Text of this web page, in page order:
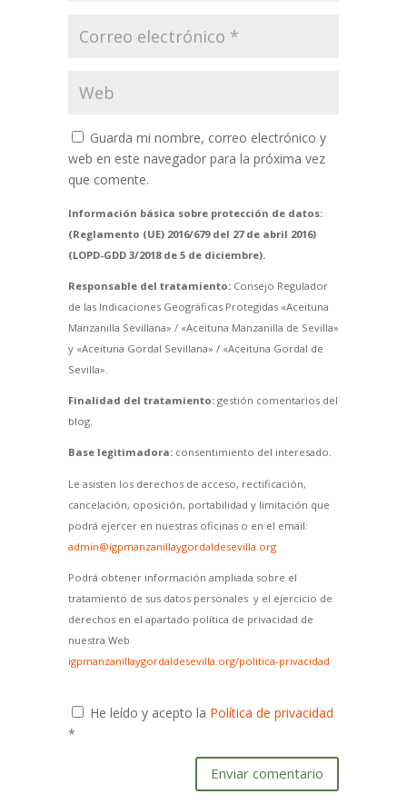
Guarda mi nombre, correo electrónico y
web en este navegador para la próxima vez
que comente.
Información básica sobre protección de datos:
(Reglamento (UE) 2016/679 del 27 de abril 2016)
(LOPD-GDD 3/2018 de 5 de diciembre).
Responsable del tratamiento:Consejo Regulador
de las Indicaciones Geográficas Protegidas «Aceituna
Manzanilla Sevillana» / «Aceituna Manzanilla de Sevilla»
y «Aceituna Gordal Sevillana» / «Aceituna Gordal de
Sevilla».
Finalidad del tratamiento:gestión comentarios del
blog.
Base legitimadora:consentimiento del interesado.
Le asisten los derechos de acceso, rectificación,
cancelación, oposición, portabilidad y limitación que
podrá ejercer en nuestras oficinas o en el email:
admin@igpmanzanillaygordaldesevilla.org
Podrá obtener información ampliada sobre el
tratamiento de sus datos personales y el ejercicio de
derechos en el apartado política de privacidad de
nuestra Web
igpmanzanillaygordaldesevilla.org/politica-privacidad
He leído y acepto la Política de privacidad
*
Enviar comentario